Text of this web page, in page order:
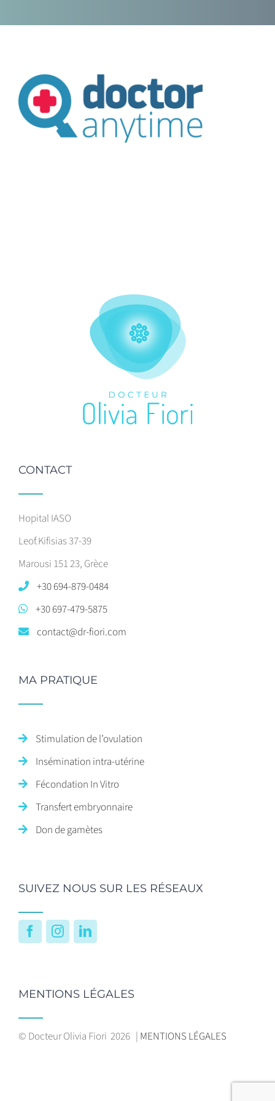
CONTACT
Hopital IASO
Leof.Kifisias 37-39
Marousi 151 23, Grèce
+30 694-879-0484
+30 697-479-5875
contact@dr-fiori.com
MA PRATIQUE
Stimulation de l’ovulation
Insémination intra-utérine
Fécondation In Vitro
Transfert embryonnaire
Don de gamètes
SUIVEZ NOUS SUR LES RÉSEAUX
FacebookInstagramLinkedIn
MENTIONS LÉGALES
© Docteur Olivia Fiori 2026 | MENTIONS LÉGALES